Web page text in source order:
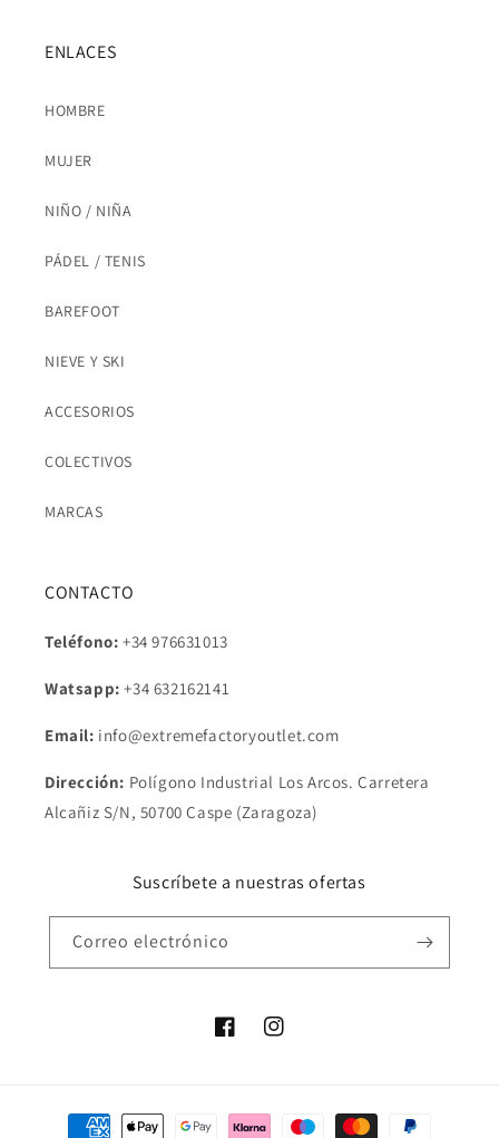
ENLACES
HOMBRE
MUJER
NIÑO / NIÑA
PÁDEL / TENIS
BAREFOOT
NIEVE Y SKI
ACCESORIOS
COLECTIVOS
MARCAS
CONTACTO
Teléfono: +34 976631013
Watsapp:+34 632162141
Email: info@extremefactoryoutlet.com
Dirección: Polígono Industrial Los Arcos. Carretera
Alcañiz S/N, 50700 Caspe (Zaragoza)
Suscríbete a nuestras ofertas
Correo electrónico
FacebookInstagram
Formas